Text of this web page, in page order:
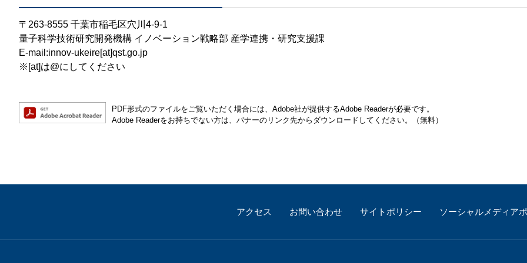
〒263-8555 千葉市稲毛区穴川4-9-1
量子科学技術研究開発機構 イノベーション戦略部 産学連携・研究支援課
E-mail:innov-ukeire[at]qst.go.jp
※[at]は@にしてください
PDF形式のファイルをご覧いただく場合には、Adobe社が提供するAdobe Readerが必要です。
Adobe Readerをお持ちでない方は、バナーのリンク先からダウンロードしてください。（無料）
アクセス お問い合わせ サイトポリシー ソーシャルメディア